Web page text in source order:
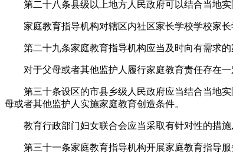
第二十八条县级以上地方人民政府可以结合当地
家庭教育指导机构对辖区内社区家长学校学校家
第二十九条家庭教育指导机构应当及时向有需求的
对于父母或者其他监护人履行家庭教育责任存在
第三十条设区的市县乡级人民政府应当结合当地
母或者其他监护人实施家庭教育创造条件。
教育行政部门妇女联合会应当采取有针对性的措
第三十一条家庭教育指导机构开展家庭教育指导